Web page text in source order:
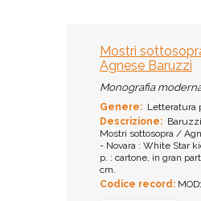
Mostri
Agnese Baruzzi
Monografia
Genere: Letteratura
Descrizione:
Mostri sottosopra /
- Novara : White Star
p. : cartone, in gran
cm.
Codice record: